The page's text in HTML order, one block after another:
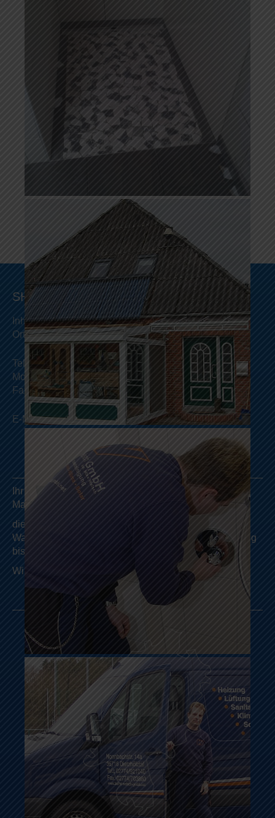
SHK Welsch GmbH
Inh.
Mike Welsch
Ort
Am Sasenberg 1 35716 Dietzhölztal
Tel
+49 (0) 2774 921040
Mobil
+49 (0) 151 58855314
Fax
+49 (0) 2774 703880
E-Mail info@bernd-welsch-gmbh.net
Ihr Partner für Heizung und Sanitär im Raum Gießen-
Marburg:
die SHK Welsch GmbH aus Dietzhölztal - von der
Wartung Ihrer Heizungsanlage über die Kesselreinigung
bis hin zur Bodensanierung.
Wir freuen uns von Ihnen zu hören!